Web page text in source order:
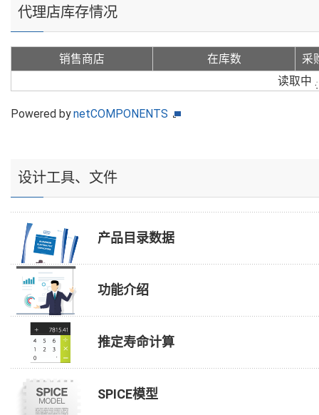
代理店库存情况
销售商店 在库数
采
读取中
Powered bynetCOMPONENTS
设计工具、文件
产品目录数据
功能介绍
推定寿命计算
SPICE模型